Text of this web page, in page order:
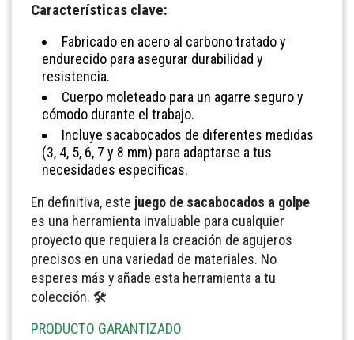
Características clave:
Fabricado en acero al carbono tratado y
endurecido para asegurar durabilidad y
resistencia.
Cuerpo moleteado para un agarre seguro y
cómodo durante el trabajo.
Incluye sacabocados de diferentes medidas
(3, 4, 5, 6, 7 y 8 mm) para adaptarse a tus
necesidades específicas.
En definitiva, este juego de sacabocados a golpe
es una herramienta invaluable para cualquier
proyecto que requiera la creación de agujeros
precisos en una variedad de materiales. No
esperes más y añade esta herramienta a tu
colección. 🛠️
PRODUCTO GARANTIZADO